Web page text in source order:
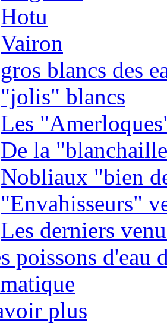
Hotu
Vairon
gros blancs des
"jolis" blancs
Les
De la
Nobliaux "bien
"Envahisseurs"
Les derniers
poissons d'eau
plus